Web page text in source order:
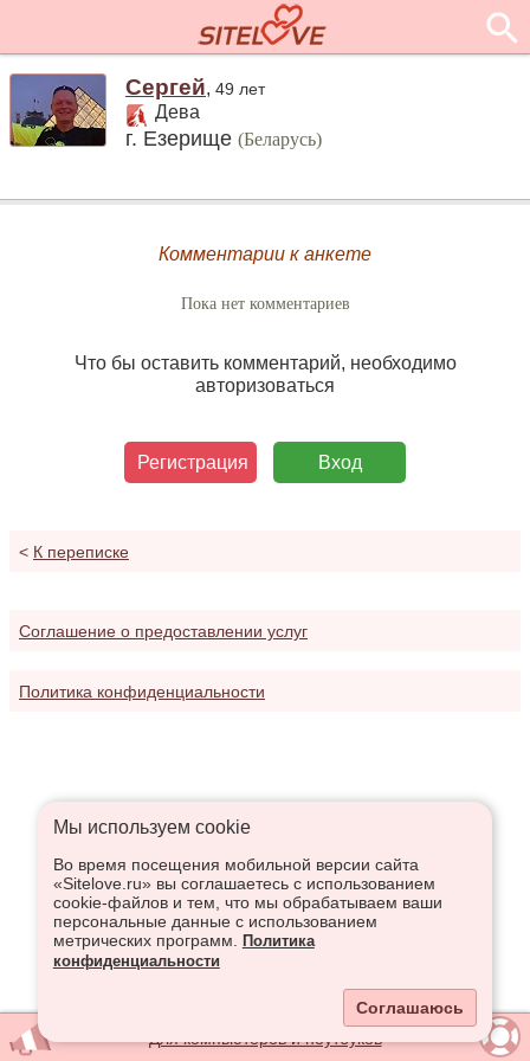
Cергей, 49 лет
Дева
г. Езерище (Беларусь)
Комментарии к анкете
Пока нет комментариев
Что бы оставить комментарий, необходимо
авторизоваться
Регистрация Вход
< К переписке
Соглашение о предоставлении услуг
Политика конфиденциальности
Мы используем сookie
Во время посещения мобильной версии сайта
«Sitelove.ru» вы соглашаетесь с использованием
cookie-файлов и тем, что мы обрабатываем ваши
персональные данные с использованием
метрических программ.
Политика
конфиденциальности
Соглашаюсь
Для компьютеров и ноутбуков